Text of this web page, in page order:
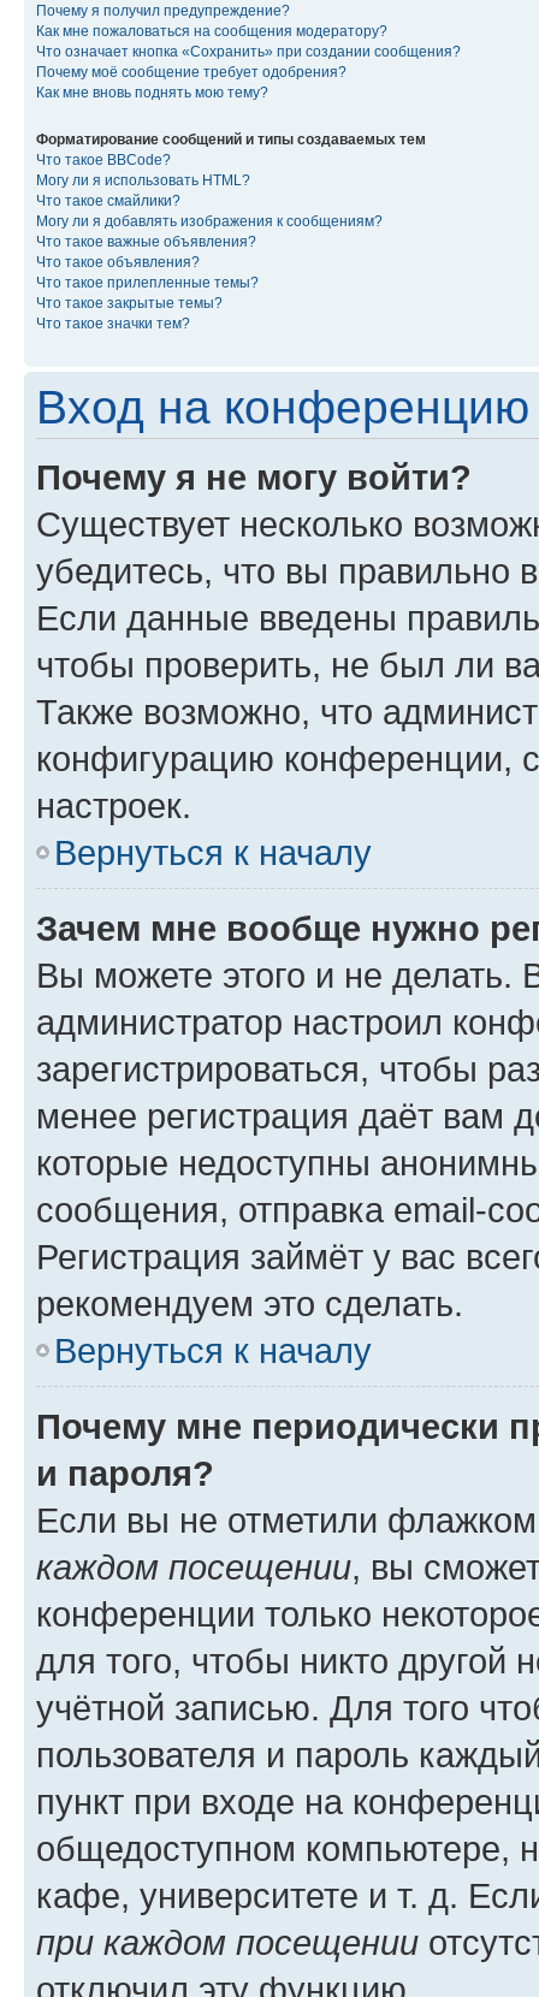
Почему я получил предупреждение?
Как мне пожаловаться на сообщения модератору?
Что означает кнопка «Сохранить» при создании сообщения?
Почему моё сообщение требует одобрения?
Как мне вновь поднять мою тему?
Форматирование сообщений и типы создаваемых тем
Что такое BBCode?
Могу ли я использовать HTML?
Что такое смайлики?
Могу ли я добавлять изображения к сообщениям?
Что такое важные объявления?
Что такое объявления?
Что такое прилепленные темы?
Что такое закрытые темы?
Что такое значки тем?
Вход на конференцию
Почему я не могу войти?
Существует несколько
убедитесь, что вы правильно
Если данные введены
чтобы проверить, не был ли
Также возможно, что
конфигурацию конференции,
настроек.
Вернуться к началу
Зачем мне вообще нужно
Вы можете этого и не делать.
администратор настроил
зарегистрироваться, чтобы
менее регистрация даёт вам
которые недоступны
сообщения, отправка email-
Регистрация займёт у вас
рекомендуем это сделать.
Вернуться к началу
Почему мне периодически
и пароля?
Если вы не отметили
каждом посещении, вы
конференции только
для того, чтобы никто другой
учётной записью. Для того
пользователя и пароль
пункт при входе на
общедоступном компьютере,
кафе, университете и т. д.
при каждом посещении
отключил эту функцию.